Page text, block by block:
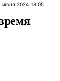
июня 2024 18:05